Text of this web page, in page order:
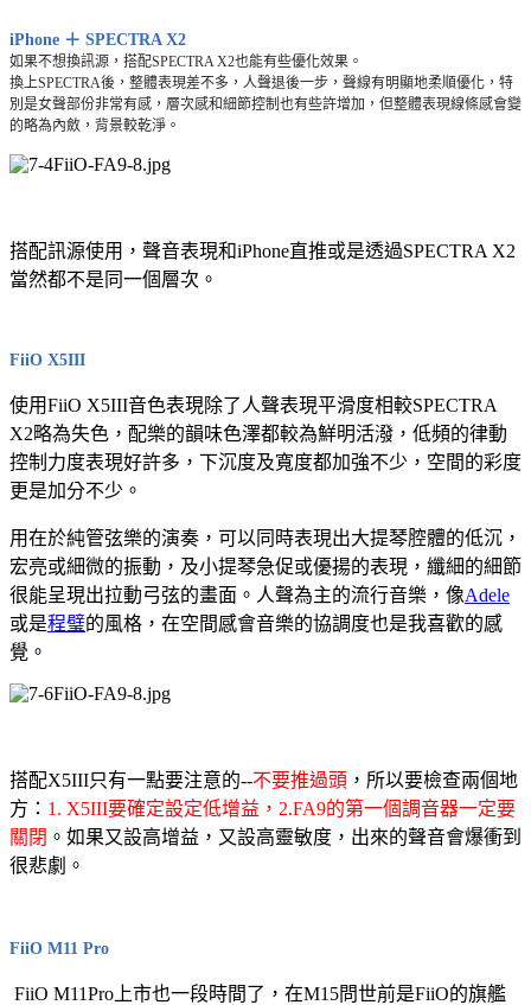
iPhone ＋ SPECTRA X2
如果不想換訊源，搭配SPECTRA X2也能有些優化效果。
換上SPECTRA後，整體表現差不多，人聲退後一步，聲線有明顯地柔順優化，特
別是女聲部份非常有感，層次感和細節控制也有些許增加，但整體表現線條感會變
的略為內斂，背景較乾淨。
搭配訊源使用，聲音表現和iPhone直推或是透過SPECTRA X2
當然都不是同一個層次。
FiiO X5III
使用FiiO X5III音色表現除了人聲表現平滑度相較SPECTRA
X2略為失色，配樂的韻味色澤都較為鮮明活潑，低頻的律動
控制力度表現好許多，下沉度及寬度都加強不少，空間的彩度
更是加分不少。
用在於純管弦樂的演奏，可以同時表現出大提琴腔體的低沉，
宏亮或細微的振動，及小提琴急促或優揚的表現，纖細的細節
很能呈現出拉動弓弦的畫面。人聲為主的流行音樂，像Adele
或是程璧的風格，在空間感會音樂的協調度也是我喜歡的感
覺。
搭配X5III只有一點要注意的--不要推過頭 ，所以要檢查兩個地
方： 1. X5III要確定設定低增益，2.FA9的第一個調音器一定要
關閉 。如果又設高增益，又設高靈敏度，出來的聲音會爆衝到
很悲劇。
FiiO M11 Pro
FiiO M11Pro上市也一段時間了，在M15問世前是FiiO的旗艦